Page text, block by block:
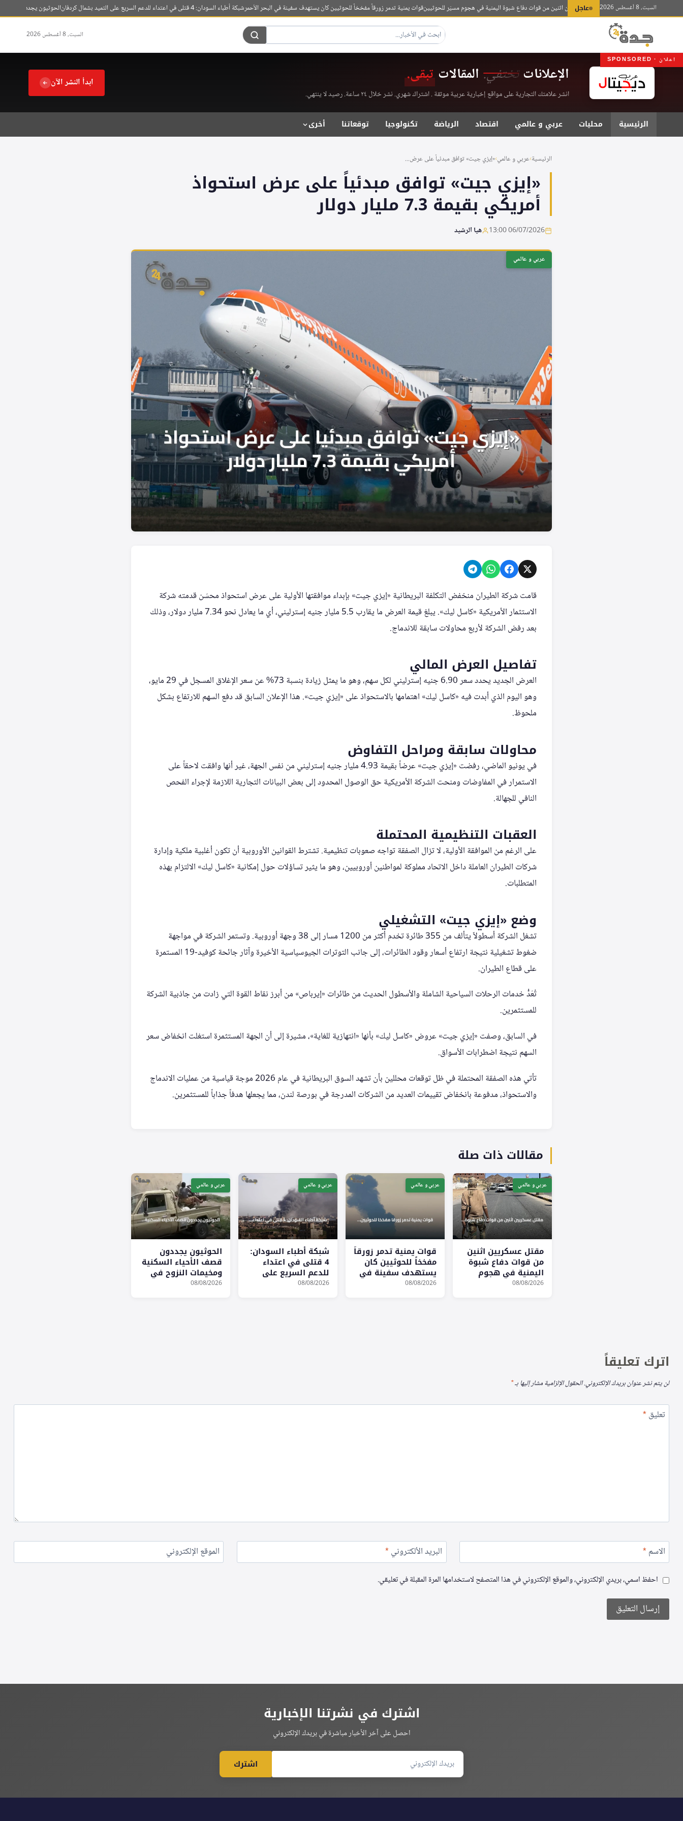
السبت، 8 أغسطس 2026 عاجل
مقتل عسكريين اثنين من قوات دفاع شبوة اليمنية في هجوم مسيّر للحوثيينقوات يمنية تدمر زورقاً مفخخاً للحوثيين كان يستهدف سفينة في البحر الأحمرشبكة أطباء السودان: 4 قتلى في اعتداء للدعم السريع على التميد بشمال كردفان الحوثيون يجددون قصف
السبت، 8 أغسطس 2026
اعلان · SPONSORED
الإعلانات تختفي. المقالات تبقى.
انشر علامتك التجارية على مواقع إخبارية عربية موثقة . اشتراك شهري. نشر خلال ٢٤ ساعة. رصيد لا ينتهي.
ابدأ النشر الآن
الرئيسية محليات عربي و عالمي اقتصاد الرياضة تكنولوجيا توقعاتنا أخرى
الرئيسية›عربي و عالمي›«إيزي جيت» توافق مبدئياً على عرض...
«إيزي جيت» توافق مبدئياً على عرض استحواذ
أمريكي بقيمة 7.3 مليار دولار
06/07/2026 13:00 هيا الرشيد
عربي و عالمي
قامت شركة الطيران منخفض التكلفة البريطانية «إيزي جيت» بإبداء موافقتها الأولية على عرض استحواذ محسّن قدمته شركة
الاستثمار الأمريكية «كاسل ليك». يبلغ قيمة العرض ما يقارب 5.5 مليار جنيه إسترليني، أي ما يعادل نحو 7.34 مليار دولار، وذلك
بعد رفض الشركة لأربع محاولات سابقة للاندماج.
تفاصيل العرض المالي
العرض الجديد يحدد سعر 6.90 جنيه إسترليني لكل سهم، وهو ما يمثل زيادة بنسبة 73% عن سعر الإغلاق المسجل في 29 مايو،
وهو اليوم الذي أبدت فيه «كاسل ليك» اهتمامها بالاستحواذ على «إيزي جيت». هذا الإعلان السابق قد دفع السهم للارتفاع بشكل
ملحوظ.
محاولات سابقة ومراحل التفاوض
في يونيو الماضي، رفضت «إيزي جيت» عرضاً بقيمة 4.93 مليار جنيه إسترليني من نفس الجهة، غير أنها وافقت لاحقاً على
الاستمرار في المفاوضات ومنحت الشركة الأمريكية حق الوصول المحدود إلى بعض البيانات التجارية اللازمة لإجراء الفحص
النافي للجهالة.
العقبات التنظيمية المحتملة
على الرغم من الموافقة الأولية، لا تزال الصفقة تواجه صعوبات تنظيمية. تشترط القوانين الأوروبية أن تكون أغلبية ملكية وإدارة
شركات الطيران العاملة داخل الاتحاد مملوكة لمواطنين أوروبيين، وهو ما يثير تساؤلات حول إمكانية «كاسل ليك» الالتزام بهذه
المتطلبات.
وضع «إيزي جيت» التشغيلي
تشغل الشركة أسطولاً يتألف من 355 طائرة تخدم أكثر من 1200 مسار إلى 38 وجهة أوروبية. وتستمر الشركة في مواجهة
ضغوط تشغيلية نتيجة ارتفاع أسعار وقود الطائرات، إلى جانب التوترات الجيوسياسية الأخيرة وآثار جائحة كوفيد-19 المستمرة
على قطاع الطيران.
تُعَدُّ خدمات الرحلات السياحية الشاملة والأسطول الحديث من طائرات «إيرباص» من أبرز نقاط القوة التي زادت من جاذبية الشركة
للمستثمرين.
في السابق، وصفت «إيزي جيت» عروض «كاسل ليك» بأنها «انتهازية للغاية»، مشيرة إلى أن الجهة المستثمرة استغلت انخفاض سعر
السهم نتيجة اضطرابات الأسواق.
تأتي هذه الصفقة المحتملة في ظل توقعات محللين بأن تشهد السوق البريطانية في عام 2026 موجة قياسية من عمليات الاندماج
والاستحواذ، مدفوعة بانخفاض تقييمات العديد من الشركات المدرجة في بورصة لندن، مما يجعلها هدفاً جذاباً للمستثمرين.
مقالات ذات صلة
عربي و عالمي
مقتل عسكريين اثنين
من قوات دفاع شبوة
اليمنية في هجوم
مسيّر للحوثيين
08/08/2026
عربي و عالمي
قوات يمنية تدمر زورقاً
مفخخاً للحوثيين كان
يستهدف سفينة في
البحر الأحمر
08/08/2026
عربي و عالمي
شبكة أطباء السودان:
4 قتلى في اعتداء
للدعم السريع على
التميد بشمال كردفان
08/08/2026
عربي و عالمي
الحوثيون يجددون
قصف الأحياء السكنية
ومخيمات النزوح في
مأرب
08/08/2026
اترك تعليقاً
لن يتم نشر عنوان بريدك الإلكتروني.الحقول الإلزامية مشار إليها بـ*
تعليق*
الاسم* البريد الألكتروني* الموقع الإلكتروني
احفظ اسمي، بريدي الإلكتروني، والموقع الإلكتروني في هذا المتصفح لاستخدامها المرة المقبلة في تعليقي.
اشترك في نشرتنا الإخبارية
احصل على آخر الأخبار مباشرة في بريدك الإلكتروني
اشترك